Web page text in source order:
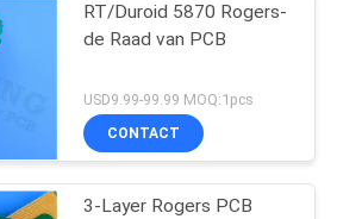
RT/Duroid 5870 Rogers-
de Raad van PCB
USD9.99-99.99 MOQ:1pcs
CONTACT
3-Layer Rogers PCB